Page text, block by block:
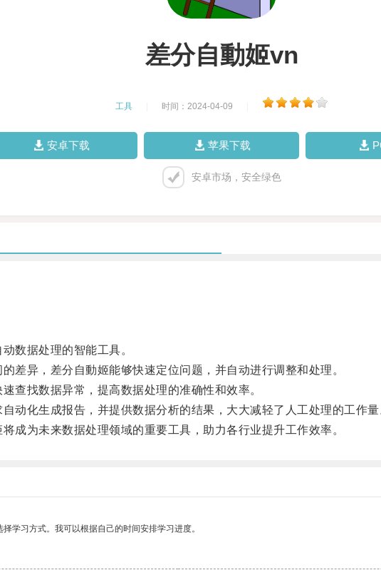
差分自動姬vn
工具 时间：2024-04-09
安卓下载 苹果下载
安卓市场，安全绿色
数据处理的智能工具。
异，差分自動姬能够快速定位问题，并自动进行调整和处理。
找数据异常，提高数据处理的准确性和效率。
化生成报告，并提供数据分析的结果，大大减轻了人工处理的工作量
为未来数据处理领域的重要工具，助力各行业提升工作效率。
学习方式。我可以根据自己的时间安排学习进度。